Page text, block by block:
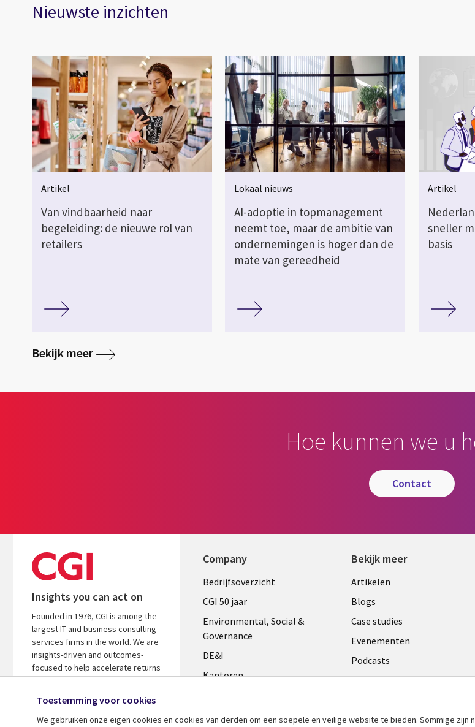
Nieuwste inzichten
Artikel
Van vindbaarheid naar
begeleiding: de nieuwe rol van
retailers
Lokaal nieuws
AI-adoptie in topmanagement
neemt toe, maar de ambitie van
ondernemingen is hoger dan de
mate van gereedheid
Artikel
sneller
basis
Bekijk meer
Hoe kunnen we u
contact
Insights you can act on
Founded in 1976, CGI is among the
largest IT and business consulting
services firms in the world. We are
insights-driven and outcomes-
focused to help accelerate returns
Company
Useful
links
NETHERLANDS
Bedrijfsoverzicht
CGI 50 jaar
Environmental, Social &
Governance
DE&I
Kantoren
Media center
Bekijk meer
Library
Links
NETHERLANDS
Artikelen
Blogs
Case studies
Evenementen
Podcasts
Viewpoints
Toestemming voor cookies
We gebruiken onze eigen cookies en cookies van derden om een ​​soepele en veilige website te bieden. Sommige zijn